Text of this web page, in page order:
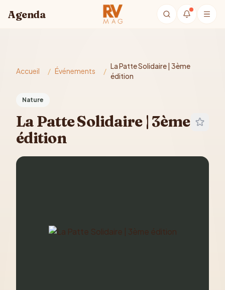
Agenda
Accueil / Événements /
La Patte Solidaire | 3ème
édition
Nature
La Patte Solidaire | 3ème
édition